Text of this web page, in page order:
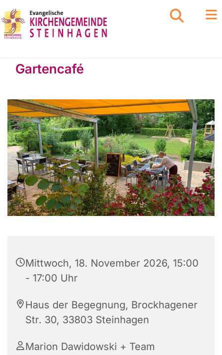
Gartencafé
Mittwoch, 18. November 2026, 15:00
- 17:00 Uhr
Haus der Begegnung, Brockhagener
Str. 30, 33803 Steinhagen
Marion Dawidowski + Team